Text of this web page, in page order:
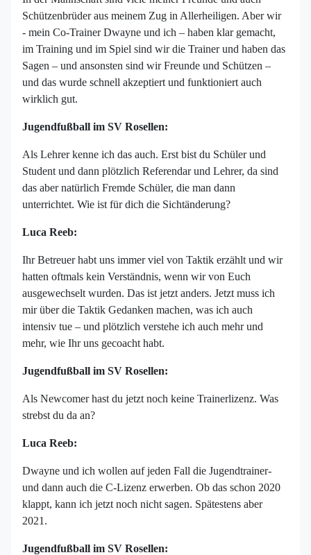
Schützenbrüder aus meinem Zug in Allerheiligen. Aber wir
- mein Co-Trainer Dwayne und ich – haben klar gemacht,
im Training und im Spiel sind wir die Trainer und haben das
Sagen – und ansonsten sind wir Freunde und Schützen –
und das wurde schnell akzeptiert und funktioniert auch
wirklich gut.
Jugendfußball im SV Rosellen:
Als Lehrer kenne ich das auch. Erst bist du Schüler und
Student und dann plötzlich Referendar und Lehrer, da sind
das aber natürlich Fremde Schüler, die man dann
unterrichtet. Wie ist für dich die Sichtänderung?
Luca Reeb:
Ihr Betreuer habt uns immer viel von Taktik erzählt und wir
hatten oftmals kein Verständnis, wenn wir von Euch
ausgewechselt wurden. Das ist jetzt anders. Jetzt muss ich
mir über die Taktik Gedanken machen, was ich auch
intensiv tue – und plötzlich verstehe ich auch mehr und
mehr, wie Ihr uns gecoacht habt.
Jugendfußball im SV Rosellen:
Als Newcomer hast du jetzt noch keine Trainerlizenz. Was
strebst du da an?
Luca Reeb:
Dwayne und ich wollen auf jeden Fall die Jugendtrainer-
und dann auch die C-Lizenz erwerben. Ob das schon 2020
klappt, kann ich jetzt noch nicht sagen. Spätestens aber
2021.
Jugendfußball im SV Rosellen: